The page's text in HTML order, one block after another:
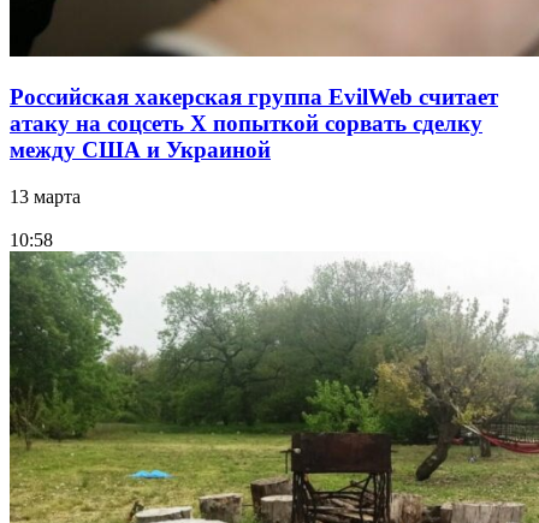
Российская хакерская группа EvilWeb считает
атаку на соцсеть Х попыткой сорвать сделку
между США и Украиной
13 марта
10:58